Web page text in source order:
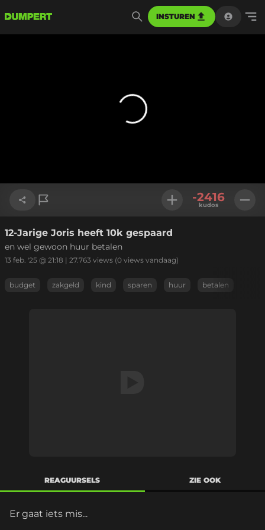
INSTUREN
Link kopiëren
-2416
kudos
12-Jarige Joris heeft 10k gespaard
en wel gewoon huur betalen
13 feb. '25 @ 21:18 | 27.763 views (0 views vandaag)
budget zakgeld kind sparen huur betalen
REAGUURSELS ZIE OOK
Er gaat iets mis...